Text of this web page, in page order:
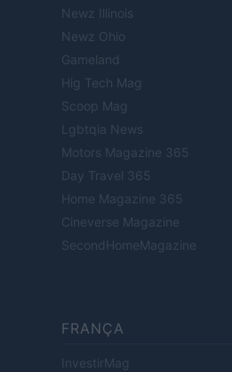
Newz Illinois
Newz Ohio
Gameland
Hig Tech Mag
Scoop Mag
Lgbtqia News
Motors Magazine 365
Day Travel 365
Home Magazine 365
Cineverse Magazine
SecondHomeMagazine
FRANÇA
InvestirMag